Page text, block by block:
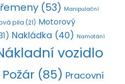
(53) Manipulační
pila (21) Motorový
Nakládka (40) Namotání
vozidlo
Požár (85) Pracovní